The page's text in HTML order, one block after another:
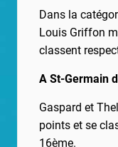
Dans la
Louis Griffon
classent
A St-Germain
Gaspard et
points et se
16ème.